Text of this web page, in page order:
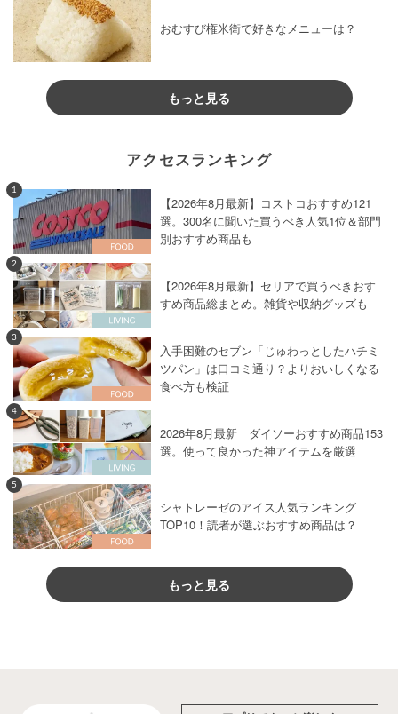
おむすび権米衛で好きなメニューは？
もっと見る
アクセスランキング
1
【2026年8月最新】コストコおすすめ121
選。300名に聞いた買うべき人気1位＆部門
別おすすめ商品も
2
【2026年8月最新】セリアで買うべきおす
すめ商品総まとめ。雑貨や収納グッズも
3
入手困難のセブン「じゅわっとしたハチミ
ツパン」は口コミ通り？よりおいしくなる
食べ方も検証
4
2026年8月最新｜ダイソーおすすめ商品153
選。使って良かった神アイテムを厳選
5
シャトレーゼのアイス人気ランキング
TOP10！読者が選ぶおすすめ商品は？
もっと見る